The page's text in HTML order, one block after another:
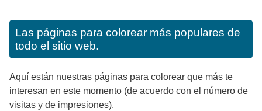
Las páginas para colorear más populares de
todo el sitio web.
Aquí están nuestras páginas para colorear que más te
interesan en este momento (de acuerdo con el número de
visitas y de impresiones).